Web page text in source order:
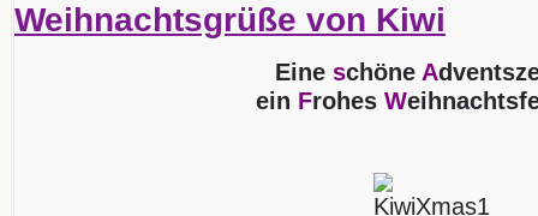
Weihnachtsgrüße von Kiwi
Eineschöne A
ein Frohes W